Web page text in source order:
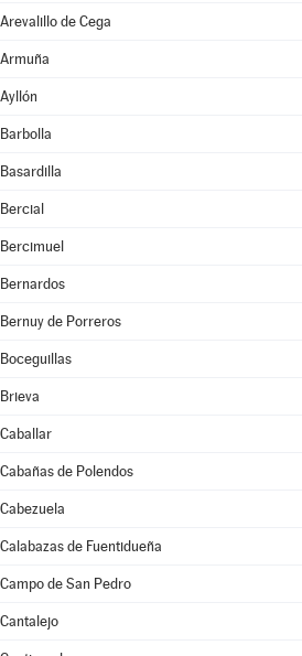
Arevalillo de Cega
Armuña
Ayllón
Barbolla
Basardilla
Bercial
Bercimuel
Bernardos
Bernuy de Porreros
Boceguillas
Brieva
Caballar
Cabañas de Polendos
Cabezuela
Calabazas de Fuentidueña
Campo de San Pedro
Cantalejo